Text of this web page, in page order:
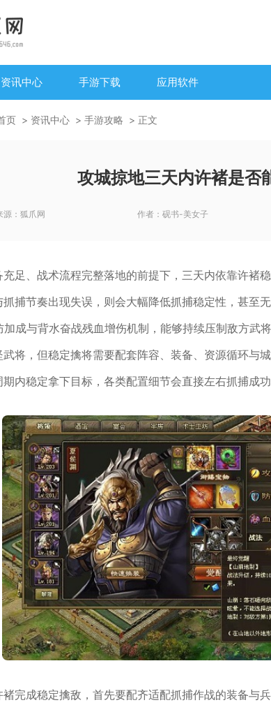
资讯中心 手游下载 应用软件
页 资讯中心 手游攻略 正文
攻城掠地三天内许褚是否
源： 狐爪网 作者： 砚书-美女子
足、战术流程完整落地的前提下，三天内依靠许褚
捕节奏出现失误，则会大幅降低抓捕稳定性，甚至
成与背水奋战残血增伤机制，能够持续压制敌方武
将，但稳定擒将需要配套阵容、装备、资源循环与
内稳定拿下目标，各类配置细节会直接左右抓捕成功
完成稳定擒敌，首先要配齐适配抓捕作战的装备与